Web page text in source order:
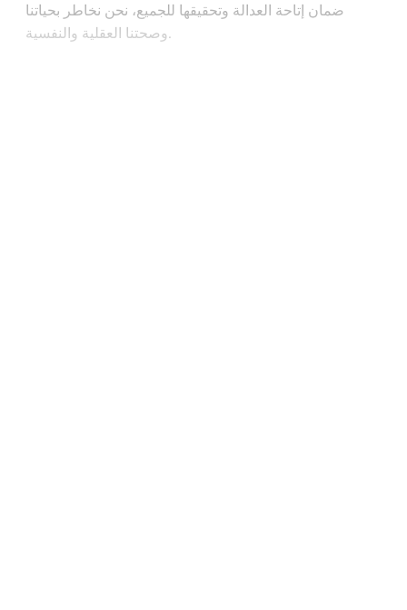
ضمان إتاحة العدالة وتحقيقها للجميع، نحن نخاطر بحياتنا
وصحتنا العقلية والنفسية.